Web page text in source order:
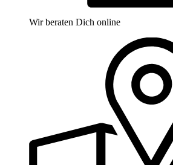
Wir beraten Dich online